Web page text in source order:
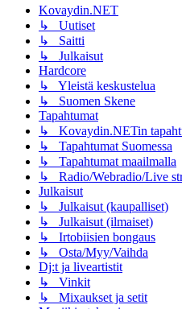
Kovaydin.NET
↳ Uutiset
↳ Saitti
↳ Julkaisut
Hardcore
↳ Yleistä keskustelua
↳ Suomen Skene
Tapahtumat
↳ Kovaydin.NETin
↳ Tapahtumat Suomessa
↳ Tapahtumat maailmalla
↳ Radio/Webradio/Live
Julkaisut
↳ Julkaisut (kaupalliset)
↳ Julkaisut (ilmaiset)
↳ Irtobiisien bongaus
↳ Osta/Myy/Vaihda
Dj:t ja liveartistit
↳ Vinkit
↳ Mixaukset ja setit